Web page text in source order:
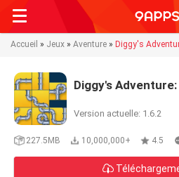
Accueil » Jeux » Aventure » Diggy's
Diggy's
Version actuelle: 1.6.2
227.5MB 10,000,000+ 4.5